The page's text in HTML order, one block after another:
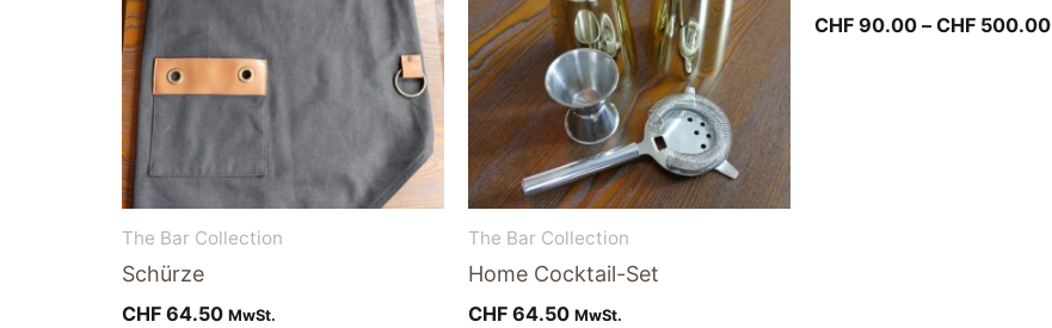
The Bar Collection
Schürze
CHF 64.50 MwSt.
The Bar Collection
Home Cocktail-Set
CHF 64.50 MwSt.
CHF 90.00 – CHF 500.00